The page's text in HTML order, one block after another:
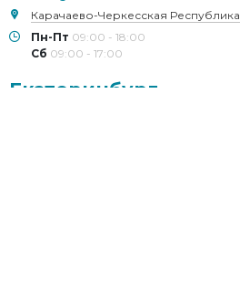
Карачаево-Черкесская Республика
Пн-Пт 09:00 - 18:00
Сб 09:00 - 17:00
Екатеринбург